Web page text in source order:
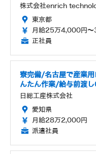
株式会社enrich
東京都
月給25万4,000円～
正社員
寮完備/名古屋で産業
んたん作業/給与前渡
日総工産株式会社
愛知県
月給28万2,000円
派遣社員